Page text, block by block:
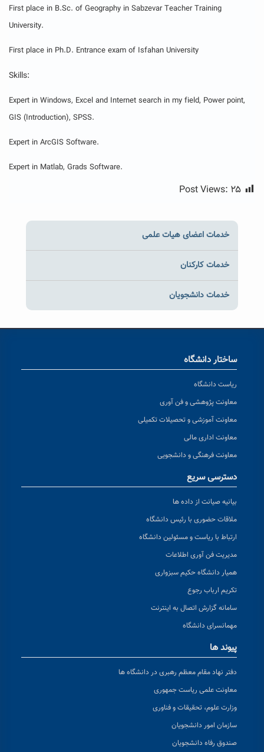
First place in B.Sc. of Geography in Sabzevar Teacher Training
University.
First place in Ph.D. Entrance exam of Isfahan University
Skills:
Expert in Windows, Excel and Internet search in my field, Power point,
GIS (Introduction), SPSS.
Expert in ArcGIS Software.
Expert in Matlab, Grads Software.
Post Views: ۲۵
خدمات اعضای هیات علمی
خدمات کارکنان
خدمات دانشجویان
ساختار دانشگاه
ریاست دانشگاه
معاونت پژوهشی و فن آوری
معاونت آموزشی و تحصیلات تکمیلی
معاونت اداری مالی
معاونت فرهنگی و دانشجویی
دسترسی سریع
بیانیه صیانت از داده ها
ملاقات حضوری با رئیس دانشگاه
ارتباط با ریاست و مسئولین دانشگاه
مدیریت فن آوری اطلاعات
همیار دانشگاه حکیم سبزواری
تکریم ارباب رجوع
سامانه گزارش اتصال به اینترنت
مهمانسرای دانشگاه
پیوند ها
دفتر نهاد مقام معظم رهبری در دانشگاه ها
معاونت علمی ریاست جمهوری
وزارت علوم، تحقیقات و فناوری
سازمان امور دانشجویان
صندوق رفاه دانشجویان